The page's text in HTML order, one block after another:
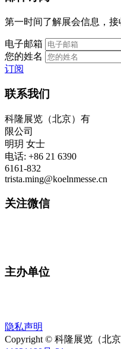
第一时间了解展会信息，接
电子邮箱
您的姓名
订阅
联系我们
科隆展览（北京）有
限公司
明玥 女士
电话: +86 21 6390
6161-832
trista.ming@koelnmesse.cn
关注微信
主办单位
隐私声明
Copyright © 科隆展览（北